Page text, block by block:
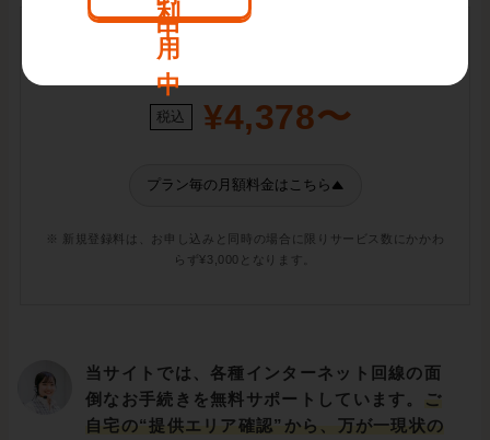
税込 ¥4,378〜
プラン毎の月額料金はこちら
※ 新規登録料は、お申し込みと同時の場合に限りサービス数にかかわ
らず¥3,000となります。
当サイトでは、各種インターネット回線の面
倒なお手続きを無料サポートしています。
ご
自宅の“提供エリア確認”から、万が一現状の